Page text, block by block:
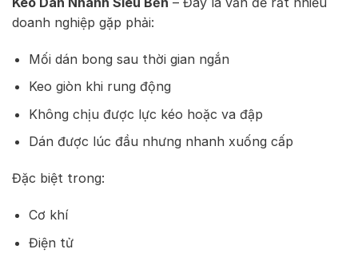
doanh nghiệp gặp phải:
Mối dán bong sau thời gian ngắn
Keo giòn khi rung động
Không chịu được lực kéo hoặc va đập
Dán được lúc đầu nhưng nhanh xuống cấp
Đặc biệt trong:
Cơ khí
Điện tử